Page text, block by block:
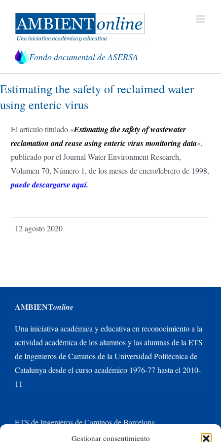
Gestionar consentimiento
contenido
Fondo documental de ASERSA
Estimating the safety of reclaimed water
using enteric virus
El artículo titulado «Estimating the safety of wastewater
reclamation and reuse using enteric virus monitoring data«,
publicado por el Journal Water Environment Research,
Volumen 70, Número 1, de los meses de enero/febrero de 1998,
puede descargarse aquí.
12 agosto 2020
AMBIENTonline
Una iniciativa académica y educativa en reconocimiento a la
actividad académica de los alumnos y las alumnas de la ETS
de Ingenieros de Caminos de la Universidad Politécnica de
Catalunya desde el curso académico 1976-77 hasta el 2010-
11
ETS de Ingenieros de Caminos de Barcelona